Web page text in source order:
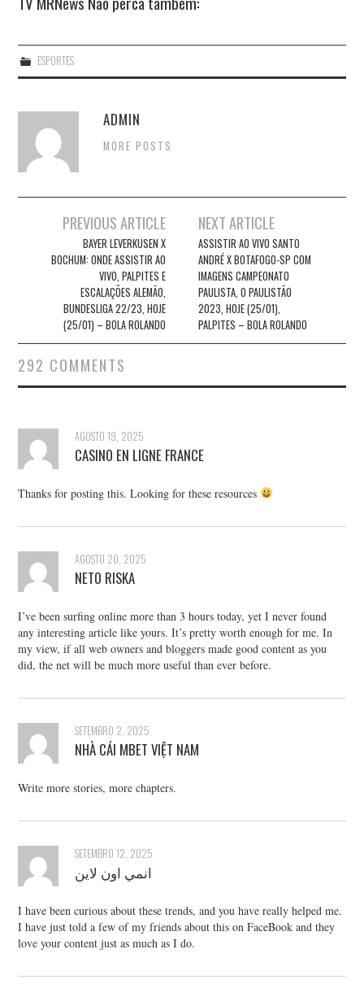
ESPORTES
ADMIN
MORE POSTS
navigation
PREVIOUS ARTICLE
BAYER LEVERKUSEN X
BOCHUM: ONDE ASSISTIR AO
VIVO, PALPITES E
ESCALAÇÕES ALEMÃO,
BUNDESLIGA 22/23, HOJE
(25/01) – BOLA ROLANDO
NEXT ARTICLE
ASSISTIR AO VIVO SANTO
ANDRÉ X BOTAFOGO-SP COM
IMAGENS CAMPEONATO
PAULISTA, O PAULISTÃO
2023, HOJE (25/01),
PALPITES – BOLA ROLANDO
292 COMMENTS
AGOSTO 19, 2025
CASINO EN LIGNE FRANCE
Thanks for posting this. Looking for these resources
AGOSTO 20, 2025
NETO RISKA
I’ve been surfing online more than 3 hours today, yet I never found
any interesting article like yours. It’s pretty worth enough for me. In
my view, if all web owners and bloggers made good content as you
did, the net will be much more useful than ever before.
SETEMBRO 2, 2025
NHÀ CÁI MBET VIỆT NAM
Write more stories, more chapters.
SETEMBRO 12, 2025
انمي اون لاين
I have been curious about these trends, and you have really helped me.
I have just told a few of my friends about this on FaceBook and they
love your content just as much as I do.